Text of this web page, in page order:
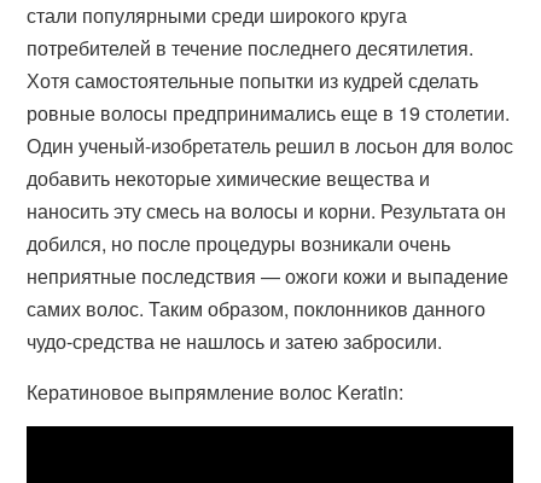
стали популярными среди широкого круга
потребителей в течение последнего десятилетия.
Хотя самостоятельные попытки из кудрей сделать
ровные волосы предпринимались еще в 19 столетии.
Один ученый-изобретатель решил в лосьон для волос
добавить некоторые химические вещества и
наносить эту смесь на волосы и корни. Результата он
добился, но после процедуры возникали очень
неприятные последствия — ожоги кожи и выпадение
самих волос. Таким образом, поклонников данного
чудо-средства не нашлось и затею забросили.
Кератиновое выпрямление волос Keratin: